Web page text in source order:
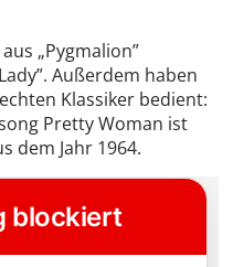
„Pygmalion”
Außerdem haben
Klassiker bedient:
Pretty Woman ist
dem Jahr 1964.